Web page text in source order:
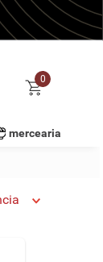
0
mercearia